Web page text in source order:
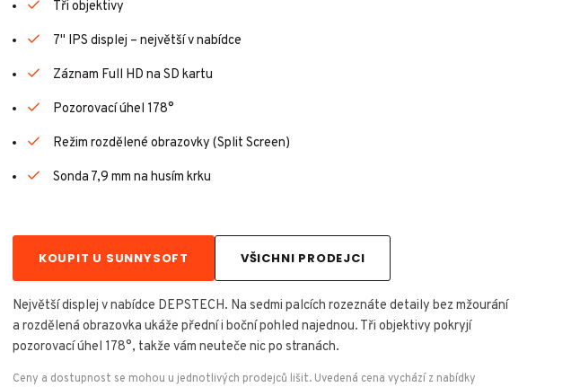
Tři objektivy
7" IPS displej – největší v nabídce
Záznam Full HD na SD kartu
Pozorovací úhel 178°
Režim rozdělené obrazovky (Split Screen)
Sonda 7,9 mm na husím krku
KOUPIT U SUNNYSOFT VŠICHNI PRODEJCI
Největší displej v nabídce DEPSTECH. Na sedmi palcích rozeznáte detaily bez mžourání
a rozdělená obrazovka ukáže přední i boční pohled najednou. Tři objektivy pokryjí
pozorovací úhel 178°, takže vám neuteče nic po stranách.
Ceny a dostupnost se mohou u jednotlivých prodejců lišit. Uvedená cena vychází z nabídky